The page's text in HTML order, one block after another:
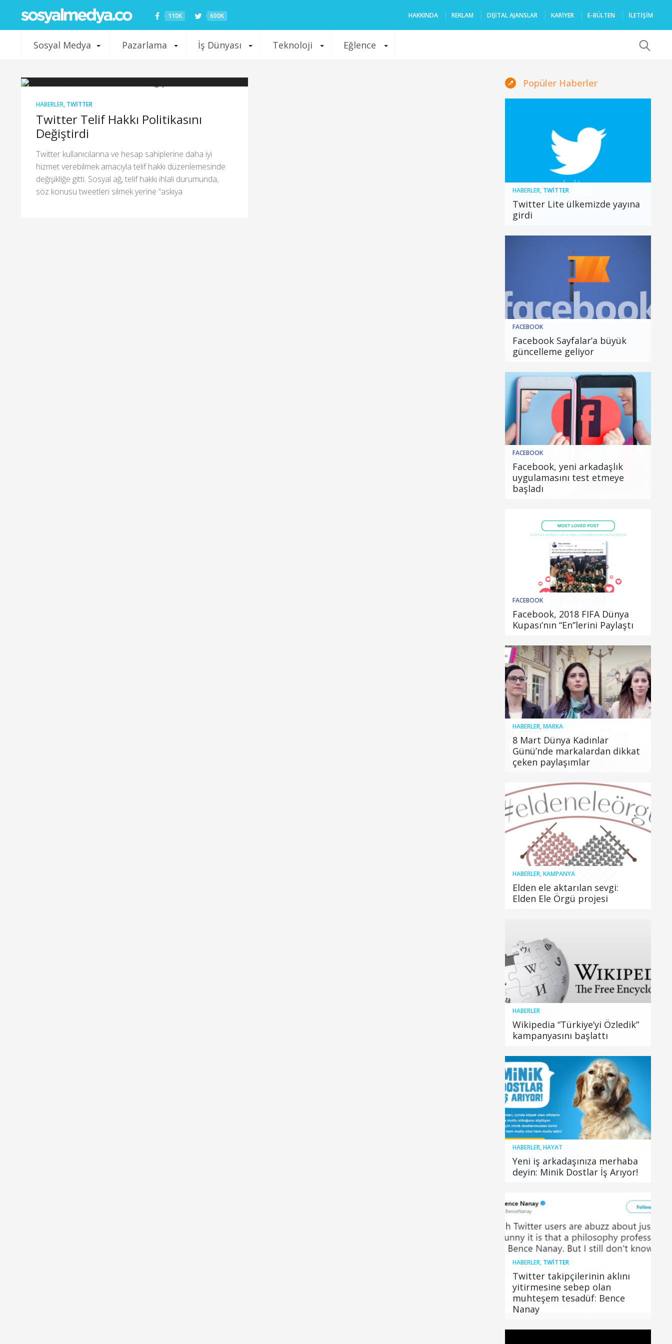
110K 600K HAKKINDA REKLAM DIJITAL AJANSLAR KARIYER E-BÜLTEN İLETİŞİM
Sosyal Medya Pazarlama İş Dünyası Teknoloji Eğlence
HABERLER, TWITTER
Twitter Telif Hakkı Politikasını
Değiştirdi
Twitter kullanıcılarına ve hesap sahiplerine daha iyi
hizmet verebilmek amacıyla telif hakkı düzenlemesinde
değişikliğe gitti. Sosyal ağ, telif hakkı ihlali durumunda,
söz konusu tweetleri silmek yerine “askıya
Popüler Haberler
HABERLER, TWITTER
Twitter Lite ülkemizde yayına
girdi
FACEBOOK
Facebook Sayfalar’a büyük
güncelleme geliyor
FACEBOOK
Facebook, yeni arkadaşlık
uygulamasını test etmeye
başladı
FACEBOOK
Facebook, 2018 FIFA Dünya
Kupası’nın “En”lerini Paylaştı
HABERLER,MARKA
8 Mart Dünya Kadınlar
Günü’nde markalardan dikkat
çeken paylaşımlar
HABERLER,KAMPANYA
Elden ele aktarılan sevgi:
Elden Ele Örgü projesi
HABERLER
Wikipedia “Türkiye’yi Özledik”
kampanyasını başlattı
HABERLER,HAYAT
Yeni iş arkadaşınıza merhaba
deyin: Minik Dostlar İş Arıyor!
HABERLER, TWITTER
Twitter takipçilerinin aklını
yitirmesine sebep olan
muhteşem tesadüf: Bence
Nanay